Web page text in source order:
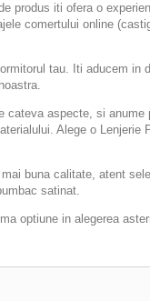
produs iti ofera o
comertului online
tau. Iti aducem
aspecte, si
Alege o
buna calitate, atent
satinat.
optiune in alegerea